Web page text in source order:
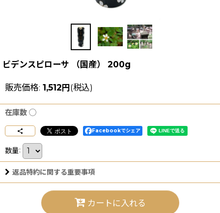
ビデンスピローサ （国産） 200g
販売価格: 1,512円(税込)
在庫数 ◯
Facebookでシェア
数量:
返品特約に関する重要事項
カートに入れる